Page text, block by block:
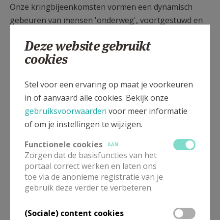
Onze kringbijeenkomsten vormen een dynamisch
gebeuren van mensen 'on­derweg', voortgestuwd en
We zijn samen op weg, op tocht om meer mens te
worden, meer medemens. Onze ontmoeting biedt
kansen tot gesprek, tot zich inleven in elkaars me­
ning, tot ontdekking van boeiende tochtgenoten. In
die samenhorigheid erva­ren we de 'Altijd Aanwezige',
de Goddelijke tochtgenoot.
Onze levensweg gaan is een rusteloos zoeken,
studeren, handelen en bidden, een dynamiek die tot
geloofsverdieping leidt. Mensen die leven van die
spiri­tualiteit, hopen een bron van 'welzijn' te zijn voor
alle leeftijdsgenoten, maar vooral voor de jongere
generatie, die naar 'frisse adem snakt'. Onze tocht is
Deze website gebruikt
cookies
Stel voor een ervaring op maat je voorkeuren
in of aanvaard alle cookies. Bekijk onze
gebruiksvoorwaarden voor meer informatie
of om je instellingen te wijzigen.
Functionele cookies
AAN
Zorgen dat de basisfuncties van het
portaal correct werken en laten ons
toe via de anonieme registratie van je
gebruik deze verder te verbeteren.
(Sociale) content cookies